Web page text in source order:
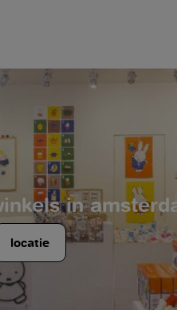
in
locatie